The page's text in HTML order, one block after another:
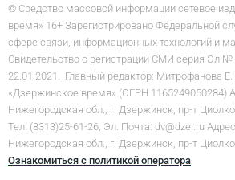
© Средство массовой информации сетевое
время» 16+ Зарегистрировано Федеральной
сфере связи, информационных технологий и
Свидетельство о регистрации СМИ серия Эл
22.01.2021. Главный редактор: Митрофанова
«Дзержинское время» (ОГРН 1165249050284)
Нижегородская обл., г. Дзержинск, пр-т
Тел. (8313)25-61-26, Эл. Почта: dv@dzer.ru
Нижегородская обл., г. Дзержинск, пр-т
Ознакомиться с политикой оператора